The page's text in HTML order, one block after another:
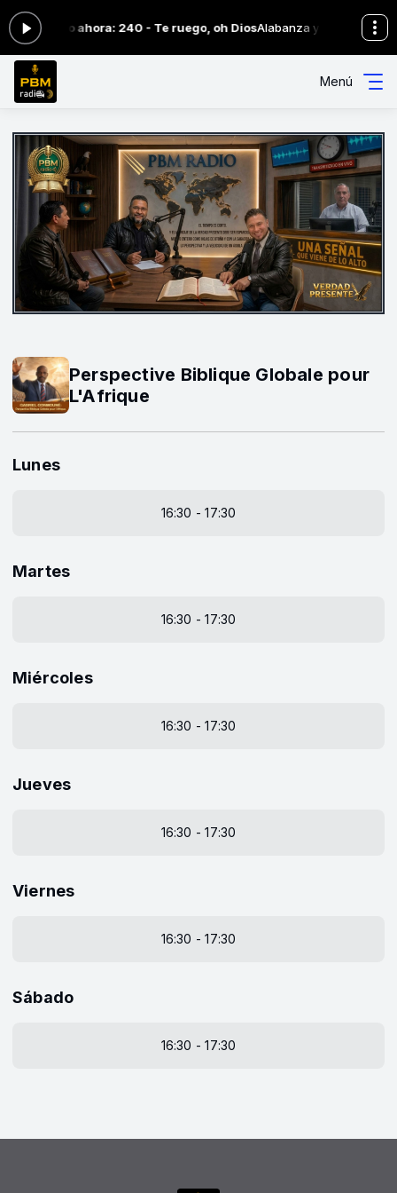
- Tocando ahora: 240 - Te ruego, oh DiosAlabanza y Adoración de
Menú
Perspective Biblique Globale pour
L'Afrique
Lunes
16:30 - 17:30
Martes
16:30 - 17:30
Miércoles
16:30 - 17:30
Jueves
16:30 - 17:30
Viernes
16:30 - 17:30
Sábado
16:30 - 17:30